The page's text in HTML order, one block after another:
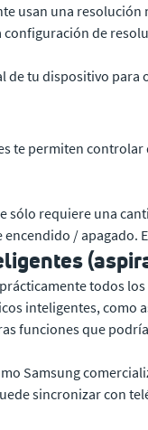
usan una
configuración de
de tu dispositivo
te permiten
sólo requiere una
/ apagado.
todos
inteligentes, como
funciones que
Samsung
sincronizar con